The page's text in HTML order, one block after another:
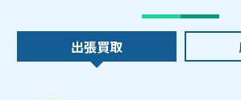
出張買取